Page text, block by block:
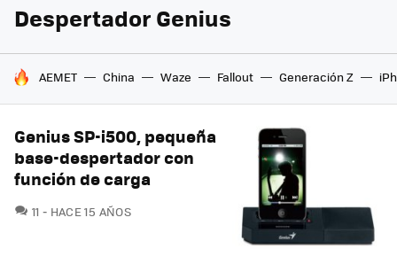
Despertador Genius
HOY SE HABLA DE
AEMET China Waze Fallout Generación Z
Genius SP-i500, pequeña
base-despertador con
función de carga
11 COMENTARIOS
HACE 15 AÑOS